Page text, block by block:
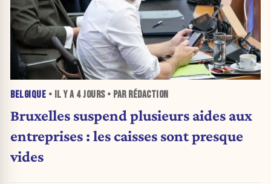
BELGIQUE • IL Y A 4 JOURS• PAR RÉDACTION
Bruxelles suspend plusieurs aides aux
entreprises : les caisses sont presque
vides